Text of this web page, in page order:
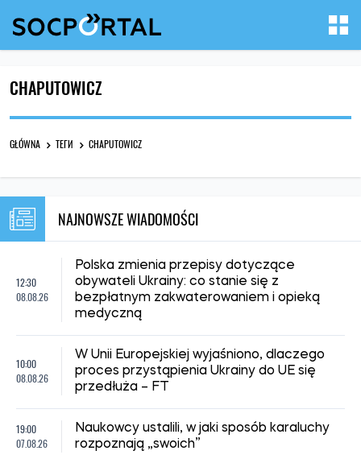
CHAPUTOWICZ
GŁÓWNA ТЕГИ CHAPUTOWICZ
NAJNOWSZE WIADOMOŚCI
12:30
08.08.26
Polska zmienia przepisy dotyczące
obywateli Ukrainy: co stanie się z
bezpłatnym zakwaterowaniem i opieką
medyczną
10:00
08.08.26
W Unii Europejskiej wyjaśniono, dlaczego
proces przystąpienia Ukrainy do UE się
przedłuża – FT
19:00
07.08.26
Naukowcy ustalili, w jaki sposób karaluchy
rozpoznają „swoich”